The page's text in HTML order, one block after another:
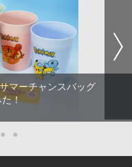
マーチャンスバッグ
！
● ●